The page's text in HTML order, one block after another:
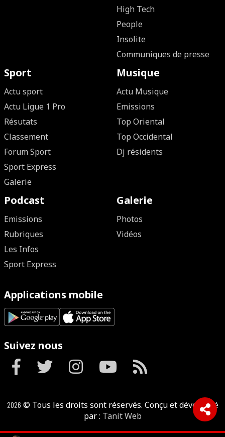
High Tech
People
Insolite
Communiques de presse
Sport
Actu sport
Actu Ligue 1 Pro
Résutats
Classement
Forum Sport
Sport Express
Galerie
Musique
Actu Musique
Emissions
Top Oriental
Top Occidental
Dj résidents
Podcast
Emissions
Rubriques
Les Infos
Sport Express
Galerie
Photos
Vidéos
Applications mobile
Suivez nous
2026 © Tous les droits sont réservés. Conçu et développé
par : Tanit Web